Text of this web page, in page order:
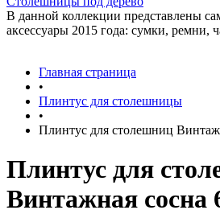
В данной коллекции представлены
аксессуары 2015 года: сумки, ремни,
Главная страница
•
Плинтус для столешницы
•
Плинтус для столешниц
Плинтус для
Винтажная сосна